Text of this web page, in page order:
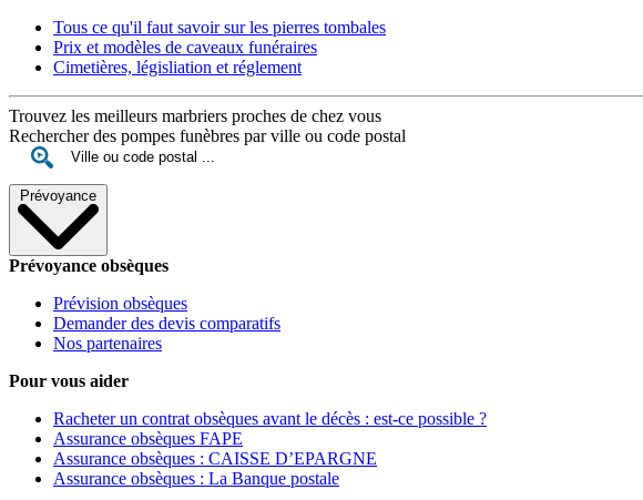
Tous ce qu'il faut savoir sur les pierres tombales
Prix et modèles de caveaux funéraires
Cimetières, législiation et réglement
Trouvez les meilleurs marbriers proches de chez vous
Rechercher des pompes funèbres par ville ou code postal
Prévoyance
Prévoyance obsèques
Prévision obsèques
Demander des devis comparatifs
Nos partenaires
Pour vous aider
Racheter un contrat obsèques avant le décès : est-ce possible ?
Assurance obsèques FAPE
Assurance obsèques : CAISSE D’EPARGNE
Assurance obsèques : La Banque postale